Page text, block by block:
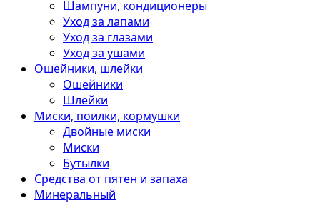
Шампуни, кондиционеры
Уход за лапами
Уход за глазами
Уход за ушами
Ошейники, шлейки
Ошейники
Шлейки
Миски, поилки, кормушки
Двойные миски
Миски
Бутылки
Средства от пятен и запаха
Минеральный